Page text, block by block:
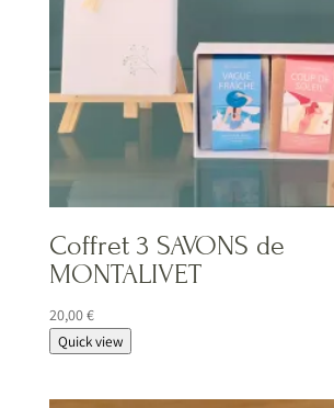
Coffret 3 SAVONS de
MONTALIVET
20,00€
Quick view